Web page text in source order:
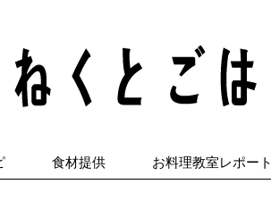
食材提供 お料理教室レポート